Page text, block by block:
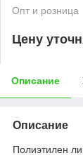
Опт и розница
Цену
Описание
Описание
Полиэтилен